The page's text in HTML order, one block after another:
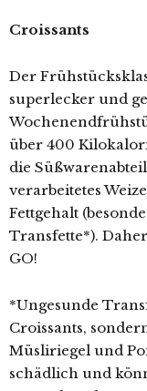
Croissants
Der
superlecker und
über 400
die
verarbeitetes
Fettgehalt
Transfette*).
GO!
*Ungesunde
Croissants,
Müsliriegel und
schädlich und